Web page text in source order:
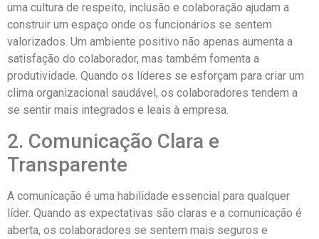
uma cultura de respeito, inclusão e colaboração ajudam a
construir um espaço onde os funcionários se sentem
valorizados. Um ambiente positivo não apenas aumenta a
satisfação do colaborador, mas também fomenta a
produtividade. Quando os líderes se esforçam para criar um
clima organizacional saudável, os colaboradores tendem a
se sentir mais integrados e leais à empresa.
2. Comunicação Clara e
Transparente
A comunicação é uma habilidade essencial para qualquer
líder. Quando as expectativas são claras e a comunicação é
aberta, os colaboradores se sentem mais seguros e